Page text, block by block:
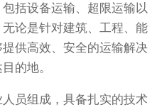
括设备运输、超限运输以
论是针对建筑、工程、能
供高效、安全的运输解决
的地。
员组成，具备扎实的技术